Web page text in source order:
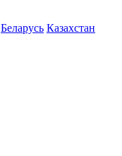
Беларусь Казахстан